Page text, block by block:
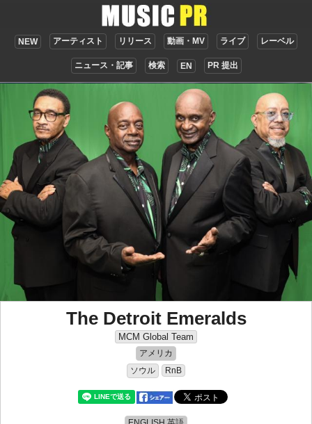
NEW アーティスト リリース 動画・MV ライブ レーベル
ニュース・記事 検索 EN PR 提出
The Detroit Emeralds
MCM Global Team
アメリカ
ソウル
RnB